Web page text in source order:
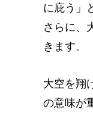
に庇う」
さらに、
きます。
大空を翔
の意味が